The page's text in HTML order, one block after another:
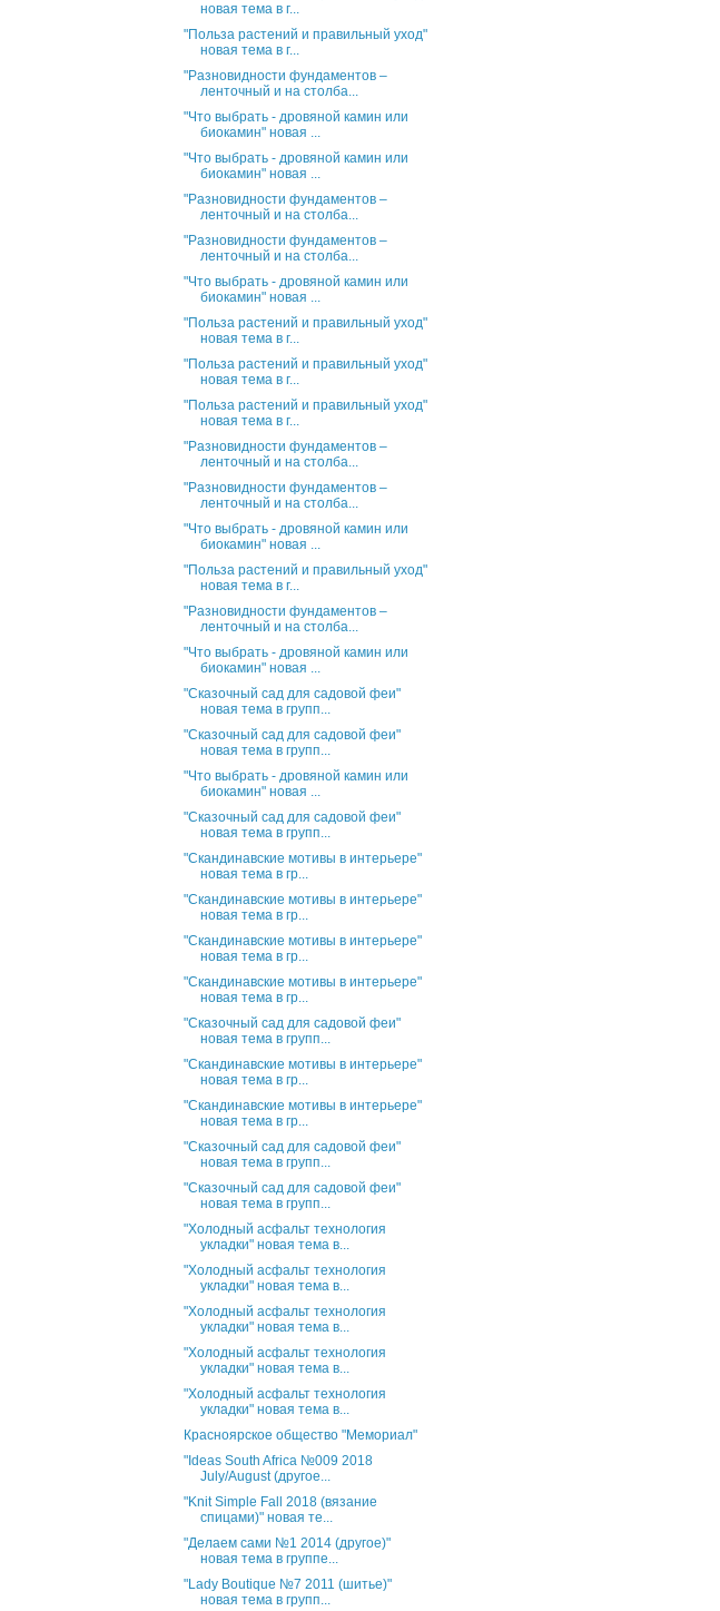
новая тема в г...
"Польза растений и правильный уход"
новая тема в г...
"Разновидности фундаментов –
ленточный и на столба...
"Что выбрать - дровяной камин или
биокамин" новая ...
"Что выбрать - дровяной камин или
биокамин" новая ...
"Разновидности фундаментов –
ленточный и на столба...
"Разновидности фундаментов –
ленточный и на столба...
"Что выбрать - дровяной камин или
биокамин" новая ...
"Польза растений и правильный уход"
новая тема в г...
"Польза растений и правильный уход"
новая тема в г...
"Польза растений и правильный уход"
новая тема в г...
"Разновидности фундаментов –
ленточный и на столба...
"Разновидности фундаментов –
ленточный и на столба...
"Что выбрать - дровяной камин или
биокамин" новая ...
"Польза растений и правильный уход"
новая тема в г...
"Разновидности фундаментов –
ленточный и на столба...
"Что выбрать - дровяной камин или
биокамин" новая ...
"Сказочный сад для садовой феи"
новая тема в групп...
"Сказочный сад для садовой феи"
новая тема в групп...
"Что выбрать - дровяной камин или
биокамин" новая ...
"Сказочный сад для садовой феи"
новая тема в групп...
"Скандинавские мотивы в интерьере"
новая тема в гр...
"Скандинавские мотивы в интерьере"
новая тема в гр...
"Скандинавские мотивы в интерьере"
новая тема в гр...
"Скандинавские мотивы в интерьере"
новая тема в гр...
"Сказочный сад для садовой феи"
новая тема в групп...
"Скандинавские мотивы в интерьере"
новая тема в гр...
"Скандинавские мотивы в интерьере"
новая тема в гр...
"Сказочный сад для садовой феи"
новая тема в групп...
"Сказочный сад для садовой феи"
новая тема в групп...
"Холодный асфальт технология
укладки" новая тема в...
"Холодный асфальт технология
укладки" новая тема в...
"Холодный асфальт технология
укладки" новая тема в...
"Холодный асфальт технология
укладки" новая тема в...
"Холодный асфальт технология
укладки" новая тема в...
Красноярское общество "Мемориал"
"Ideas South Africa №009 2018
July/August (другое...
"Knit Simple Fall 2018 (вязание
спицами)" новая те...
"Делаем сами №1 2014 (другое)"
новая тема в группе...
"Lady Boutique №7 2011 (шитье)"
новая тема в групп...